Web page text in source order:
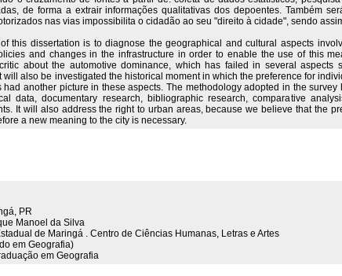
de forma a extrair informações qualitativas dos depoentes. Também
nas vias impossibilita o cidadão ao seu "direito à cidade", sendo
this dissertation is to diagnose the geographical and cultural aspects
and changes in the infrastructure in order to enable the use of this
about the automotive dominance, which has failed in several
also be investigated the historical moment in which the preference for
another picture in these aspects. The methodology adopted in the
data, documentary research, bibliographic research, comparative
It will also address the right to urban areas, because we believe that the
a new meaning to the city is necessary.
PR
Manoel da Silva
de Maringá . Centro de Ciências Humanas, Letras e Artes
em Geografia)
em Geografia